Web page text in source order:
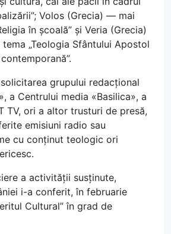
Volos (Grecia) ― mai
în școală” și Veria (Grecia)
„Teologia Sfântului Apostol
grupului redacțional
a Centrului media «Basilica», a
TV, ori a altor trusturi de presă,
emisiuni radio sau
cu conținut teologic ori
a activității susținute,
i-a conferit, în februarie
Cultural” în grad de